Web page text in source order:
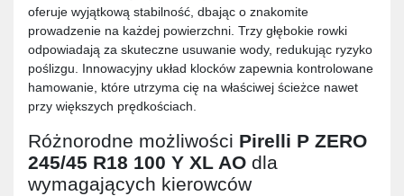
oferuje wyjątkową stabilność, dbając o znakomite
prowadzenie na każdej powierzchni. Trzy głębokie rowki
odpowiadają za skuteczne usuwanie wody, redukując ryzyko
poślizgu. Innowacyjny układ klocków zapewnia kontrolowane
hamowanie, które utrzyma cię na właściwej ścieżce nawet
przy większych prędkościach.
Różnorodne możliwości Pirelli P ZERO
245/45 R18 100 Y XL AO dla
wymagających kierowców